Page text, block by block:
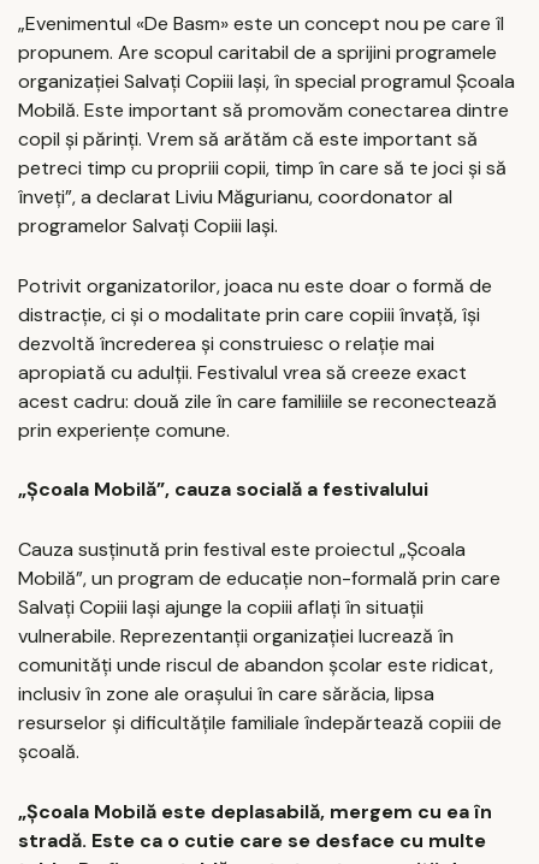
„Evenimentul «De Basm» este un concept nou pe care îl
propunem. Are scopul caritabil de a sprijini programele
organizației Salvați Copiii Iași, în special programul Școala
Mobilă. Este important să promovăm conectarea dintre
copil și părinți. Vrem să arătăm că este important să
petreci timp cu propriii copii, timp în care să te joci și să
înveți”, a declarat Liviu Măgurianu, coordonator al
programelor Salvați Copiii Iași.
Potrivit organizatorilor, joaca nu este doar o formă de
distracție, ci și o modalitate prin care copiii învață, își
dezvoltă încrederea și construiesc o relație mai
apropiată cu adulții. Festivalul vrea să creeze exact
acest cadru: două zile în care familiile se reconectează
prin experiențe comune.
„Școala Mobilă”, cauza socială a festivalului
Cauza susținută prin festival este proiectul „Școala
Mobilă”, un program de educație non-formală prin care
Salvați Copiii Iași ajunge la copiii aflați în situații
vulnerabile. Reprezentanții organizației lucrează în
comunități unde riscul de abandon școlar este ridicat,
inclusiv în zone ale orașului în care sărăcia, lipsa
resurselor și dificultățile familiale îndepărtează copiii de
școală.
„Școala Mobilă este deplasabilă, mergem cu ea în
stradă. Este ca o cutie care se desface cu multe